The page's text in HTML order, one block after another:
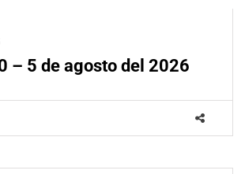
– 5 de agosto del 2026